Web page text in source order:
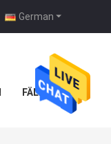
German
FÄLLE